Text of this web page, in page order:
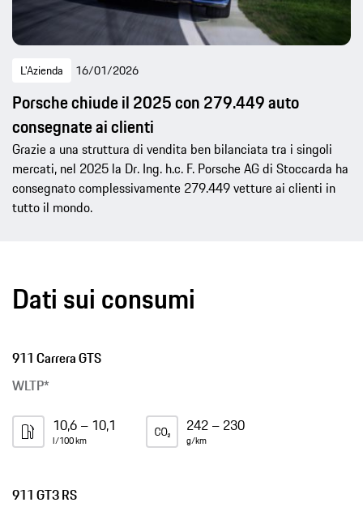
L'Azienda 16/01/2026
Porsche chiude il 2025 con 279.449 auto
consegnate ai clienti
Grazie a una struttura di vendita ben bilanciata tra i singoli
mercati, nel 2025 la Dr. Ing. h.c. F. Porsche AG di Stoccarda ha
consegnato complessivamente 279.449 vetture ai clienti in
tutto il mondo.
Dati sui consumi
911 Carrera GTS
WLTP*
10,6 – 10,1
l/100 km
242 – 230
g/km
911 GT3 RS